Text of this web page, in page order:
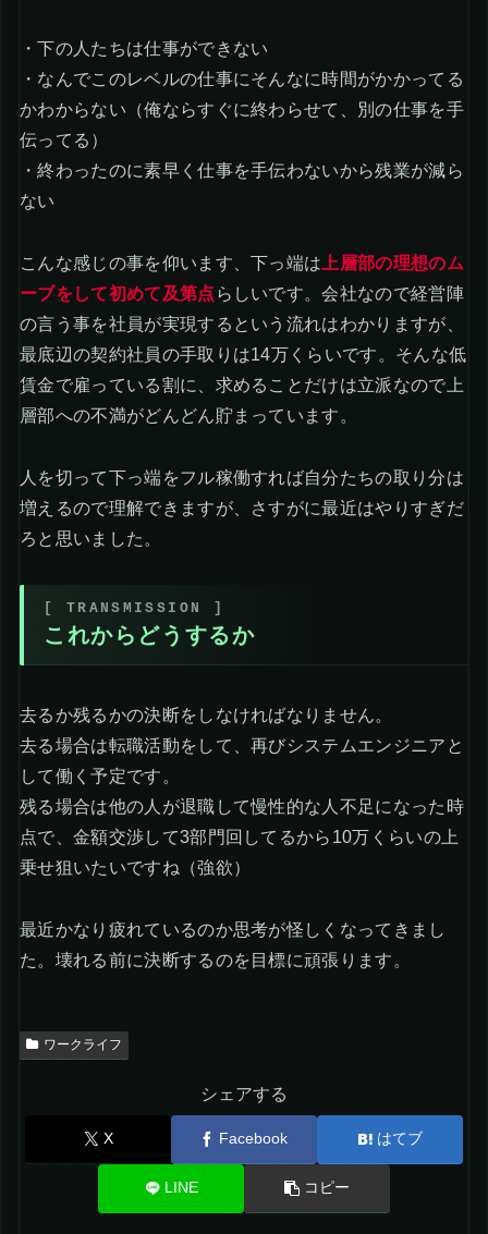
・下の人たちは仕事ができない
・なんでこのレベルの仕事にそんなに時間がかかってる
かわからない（俺ならすぐに終わらせて、別の仕事を手
伝ってる）
・終わったのに素早く仕事を手伝わないから残業が減ら
ない
こんな感じの事を仰います、下っ端は 上層部の理想のム
ーブをして初めて及第点 らしいです。会社なので経営陣
の言う事を社員が実現するという流れはわかりますが、
最底辺の契約社員の手取りは14万くらいです。そんな低
賃金で雇っている割に、求めることだけは立派なので上
層部への不満がどんどん貯まっています。
人を切って下っ端をフル稼働すれば自分たちの取り分は
増えるので理解できますが、さすがに最近はやりすぎだ
ろと思いました。
これからどうするか
去るか残るかの決断をしなければなりません。
去る場合は転職活動をして、再びシステムエンジニアと
して働く予定です。
残る場合は他の人が退職して慢性的な人不足になった時
点で、金額交渉して3部門回してるから10万くらいの上
乗せ狙いたいですね（強欲）
最近かなり疲れているのか思考が怪しくなってきまし
た。壊れる前に決断するのを目標に頑張ります。
ワークライフ
シェアする
X Facebook はてブ
LINE コピー